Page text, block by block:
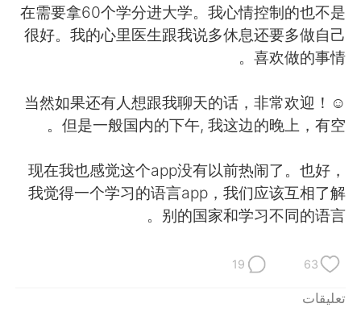
English 简体中文
Français Deutsch
Русский ไทย
Italiano
在需要拿60个学分进大学。我心情控制的也不是
很好。我的心里医生跟我说多休息还要多做自己
喜欢做的事情。
当然如果还有人想跟我聊天的话，非常欢迎！☺
但是一般国内的下午, 我这边的晚上，有空。
现在我也感觉这个app没有以前热闹了。也好，
我觉得一个学习的语言app，我们应该互相了解
别的国家和学习不同的语言。
63
19
تعليقات